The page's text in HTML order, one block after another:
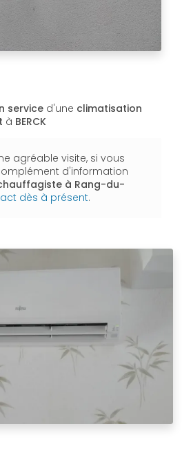
service d'une climatisation
à BERCK
agréable visite, si vous
d'information
à Rang-du-
dès à présent.